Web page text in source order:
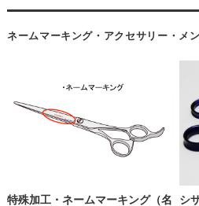
ネームマーキング・アクセサリー・メ
特殊加工・ネームマーキング（名
シ